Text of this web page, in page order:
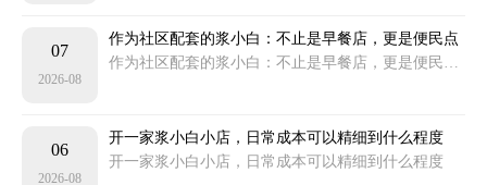
07
2026-08
作为社区配套的浆小白：不止是早餐店，更是便民点
位
06
2026-08
开一家浆小白小店，日常成本可以精细到什么程度
开一家浆小白小店，日常成本可以精细到什么程度